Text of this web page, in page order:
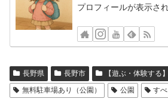
プロフィールが表示され
長野県 長野市 【遊ぶ・体験する】
無料駐車場あり（公園）
公園 す